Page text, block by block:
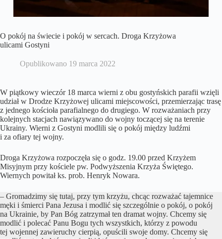
O pokój na świecie i pokój w sercach. Droga Krzyżowa
ulicami Gostyni
Opublikowano 19 marca 2022
W piątkowy wieczór 18 marca wierni z obu gostyńskich parafii wzięli
udział w Drodze Krzyżowej ulicami miejscowości, przemierzając trasę
z jednego kościoła parafialnego do drugiego. W rozważaniach przy
kolejnych stacjach nawiązywano do wojny toczącej się na terenie
Ukrainy. Wierni z Gostyni modlili się o pokój między ludźmi
i za ofiary tej wojny.
Droga Krzyżowa rozpoczęła się o godz. 19.00 przed Krzyżem
Misyjnym przy kościele pw. Podwyższenia Krzyża Świętego.
Wiernych powitał ks. prob. Henryk Nowara.
– Gromadzimy się tutaj, przy tym krzyżu, chcąc rozważać tajemnice
męki i śmierci Pana Jezusa i modlić się szczególnie o pokój, o pokój
na Ukrainie, by Pan Bóg zatrzymał ten dramat wojny. Chcemy się
modlić i polecać Panu Bogu tych wszystkich, którzy z powodu
tej wojennej zawieruchy cierpią, opuścili swoje domy. Chcemy się